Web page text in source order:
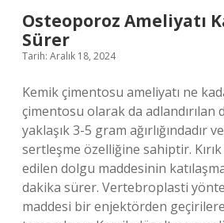
Osteoporoz Ameliyatı
Sürer
Tarih: Aralık 18, 2024
Kemik çimentosu ameliyatı ne
çimentosu olarak da adlandırılan
yaklaşık 3-5 gram ağırlığındadır
sertleşme özelliğine sahiptir.
edilen dolgu maddesinin
dakika sürer. Vertebroplasti
maddesi bir enjektörden